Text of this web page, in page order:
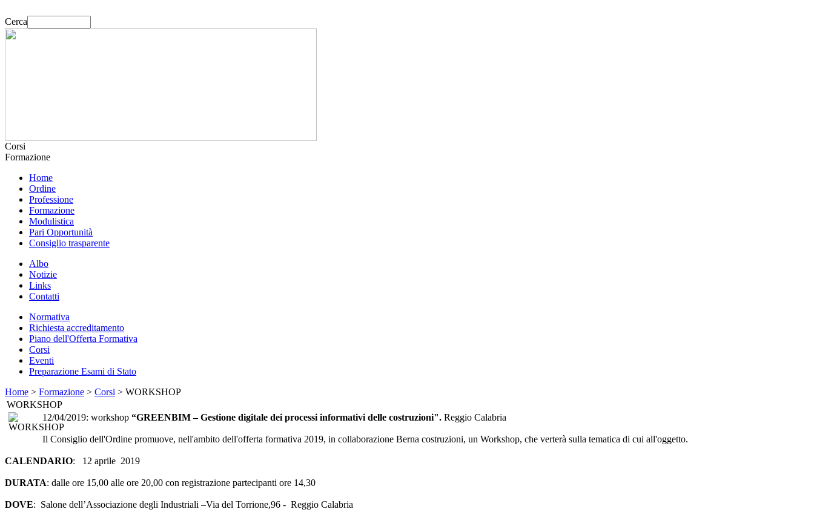
Cerca
Corsi
Formazione
Home
Ordine
Professione
Formazione
Modulistica
Pari Opportunità
Consiglio trasparente
Albo
Notizie
Links
Contatti
Normativa
Richiesta accreditamento
Piano dell'Offerta Formativa
Corsi
Eventi
Preparazione Esami di Stato
Home > Formazione > Corsi > WORKSHOP
WORKSHOP
12/04/2019: workshop “GREENBIM – Gestione digitale dei processi informativi delle costruzioni". Reggio Calabria
Il Consiglio dell'Ordine promuove, nell'ambito dell'offerta formativa 2019, in collaborazione Berna costruzioni, un Workshop, che verterà sulla tematica di cui all'oggetto.
CALENDARIO: 12 aprile 2019
DURATA: dalle ore 15,00 alle ore 20,00 con registrazione partecipanti ore 14,30
DOVE: Salone dell’Associazione degli Industriali –Via del Torrione,96 - Reggio Calabria